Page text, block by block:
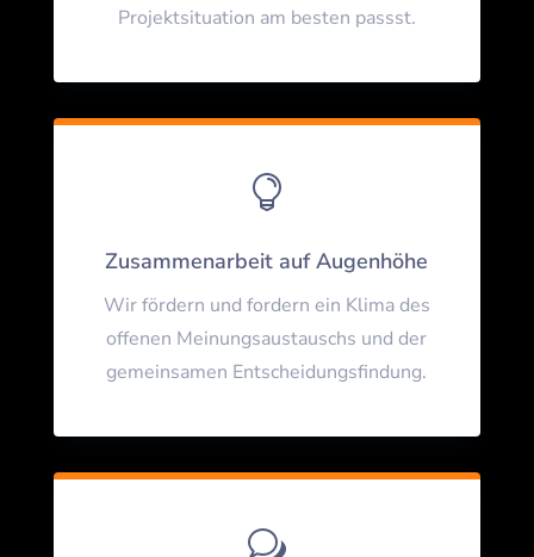
Projektsituation am besten passst.

Zusammenarbeit auf Augenhöhe
Wir fördern und fordern ein Klima des
offenen Meinungsaustauschs und der
gemeinsamen Entscheidungsfindung.
w